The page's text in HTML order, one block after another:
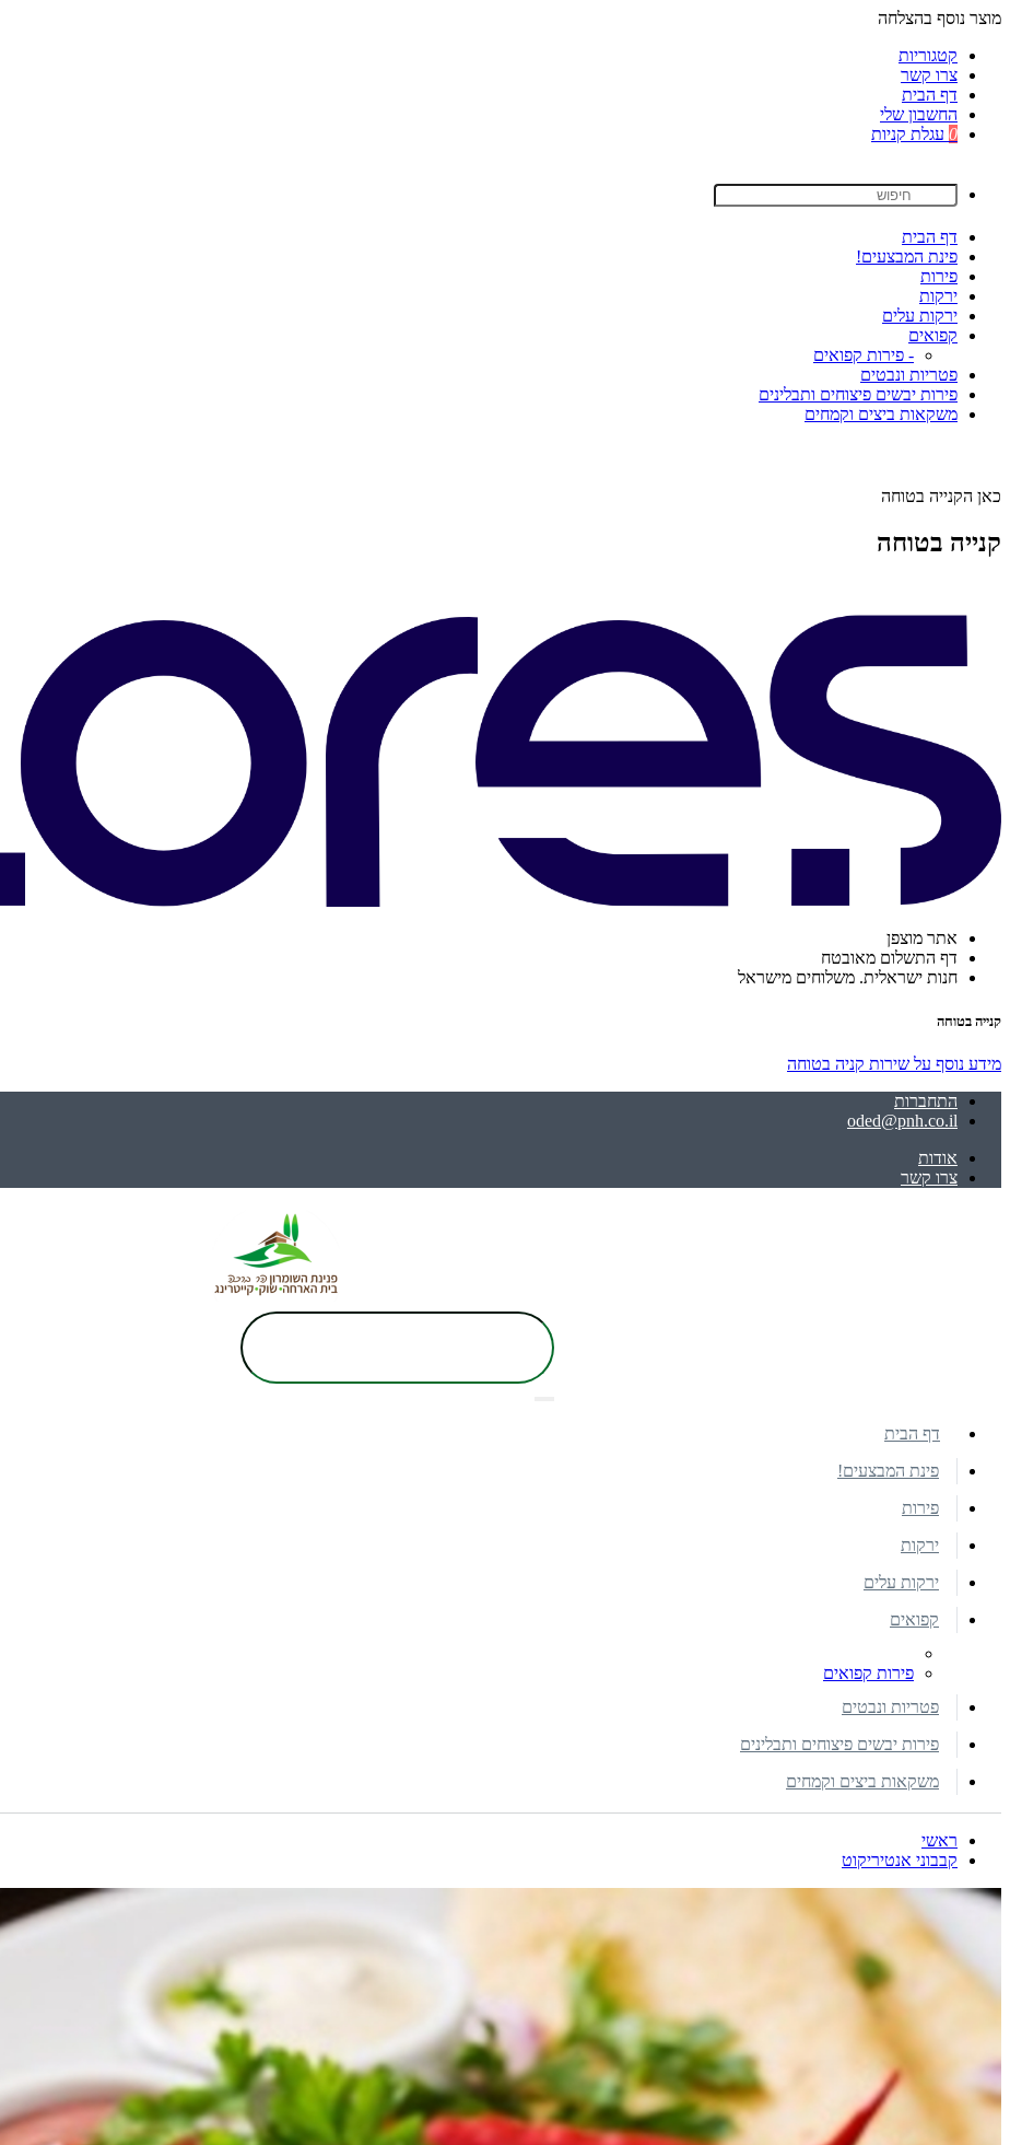
מוצר נוסף בהצלחה
קטגוריות
צרו קשר
דף הבית
החשבון שלי
0 עגלת קניות
דף הבית
פינת המבצעים!
פירות
ירקות
ירקות עלים
קפואים
- פירות קפואים
פטריות ונבטים
פירות יבשים פיצוחים ותבלינים
משקאות ביצים וקמחים
כאן הקנייה בטוחה
קנייה בטוחה
אתר מוצפן
דף התשלום מאובטח
חנות ישראלית. משלוחים מישראל
קנייה בטוחה
מידע נוסף על שירות קניה בטוחה
התחברות
oded@pnh.co.il
אודות
צרו קשר
דף הבית
פינת המבצעים!
פירות
ירקות
ירקות עלים
קפואים
פירות קפואים
פטריות ונבטים
פירות יבשים פיצוחים ותבלינים
משקאות ביצים וקמחים
ראשי
קבבוני אנטיריקוט